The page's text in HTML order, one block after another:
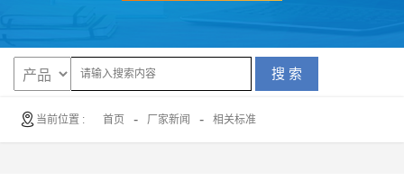
搜 索
当前位置 : 首页 - 厂家新闻 - 相关标准